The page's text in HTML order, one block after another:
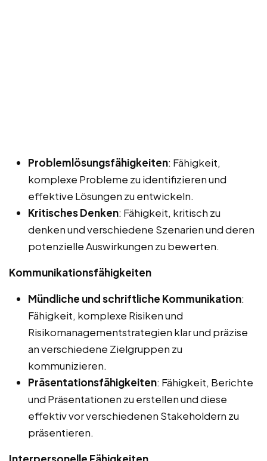
Problemlösungsfähigkeiten: Fähigkeit,
komplexe Probleme zu identifizieren und
effektive Lösungen zu entwickeln.
Kritisches Denken: Fähigkeit, kritisch zu
denken und verschiedene Szenarien und deren
potenzielle Auswirkungen zu bewerten.
Kommunikationsfähigkeiten
Mündliche und schriftliche Kommunikation:
Fähigkeit, komplexe Risiken und
Risikomanagementstrategien klar und präzise
an verschiedene Zielgruppen zu
kommunizieren.
Präsentationsfähigkeiten: Fähigkeit, Berichte
und Präsentationen zu erstellen und diese
effektiv vor verschiedenen Stakeholdern zu
präsentieren.